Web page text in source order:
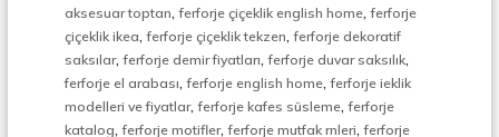
,
M
e
t
a
aksesuar toptan,ferforje çiçeklik english home,ferforje
çiçeklik ikea,ferforje çiçeklik tekzen,ferforje dekoratif
saksılar,ferforje demir fiyatları,ferforje duvar saksılık,
ferforje el arabası,ferforje english home,ferforje ieklik
modelleri ve fiyatlar,ferforje kafes süsleme,ferforje
katalog,ferforje motifler,ferforje mutfak rnleri,ferforje